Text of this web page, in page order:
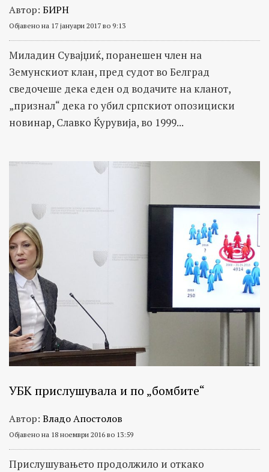
Автор: БИРН
Објавено на 17 јануари 2017 во 9:13
Миладин Сувајџиќ, поранешен член на
Земунскиот клан, пред судот во Белград
сведочеше дека еден од водачите на кланот,
„признал“ дека го убил српскиот опозициски
новинар, Славко Ќурувија, во 1999...
УБК прислушувала и по „бомбите“
Автор: Владо Апостолов
Објавено на 18 ноември 2016 во 13:59
Прислушувањето продолжило и откако